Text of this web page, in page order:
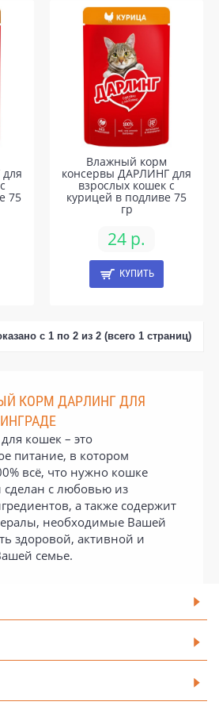
75
Влажный корм
консервы ДАРЛИНГ для
взрослых кошек с
курицей в подливе 75
гр
24 р.
КУПИТЬ
с 1 по 2 из 2 (всего 1 страниц)
КОРМ ДАРЛИНГ ДЛЯ
кошек – это
питание, в котором
всё, что нужно кошке
с любовью из
а также содержит
необходимые Вашей
здоровой, активной и
семье.